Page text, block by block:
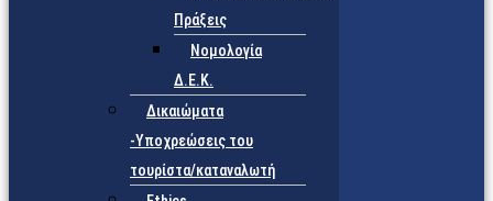
Πράξεις
Νομολογία
Δ.Ε.Κ.
Δικαιώματα
-Υποχρεώσεις του
τουρίστα/καταναλωτή